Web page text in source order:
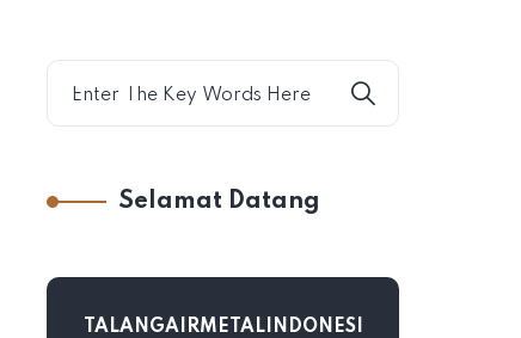
Selamat Datang
TALANGAIRMETALINDONESI